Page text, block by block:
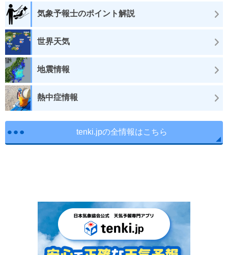
気象予報士のポイント解説
世界天気
地震情報
熱中症情報
tenki.jpの全情報はこちら